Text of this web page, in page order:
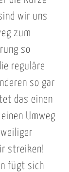
wir uns
zum
so
reguläre
so gar
das einen
Umweg
streiken!
fügt sich